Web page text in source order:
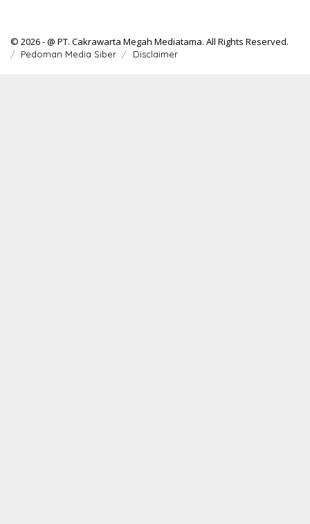
© 2026 - @ PT. Cakrawarta Megah Mediatama. All Rights Reserved.
Pedoman Media Siber Disclaimer